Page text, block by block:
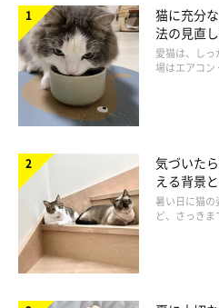
味、香り、食感などにこだわりな
猫に充分
法の見直
方を解説
愛猫は、し
場はエアコ
気づいた
える背景
医師が解説
暑い日に猫
ど、さっき